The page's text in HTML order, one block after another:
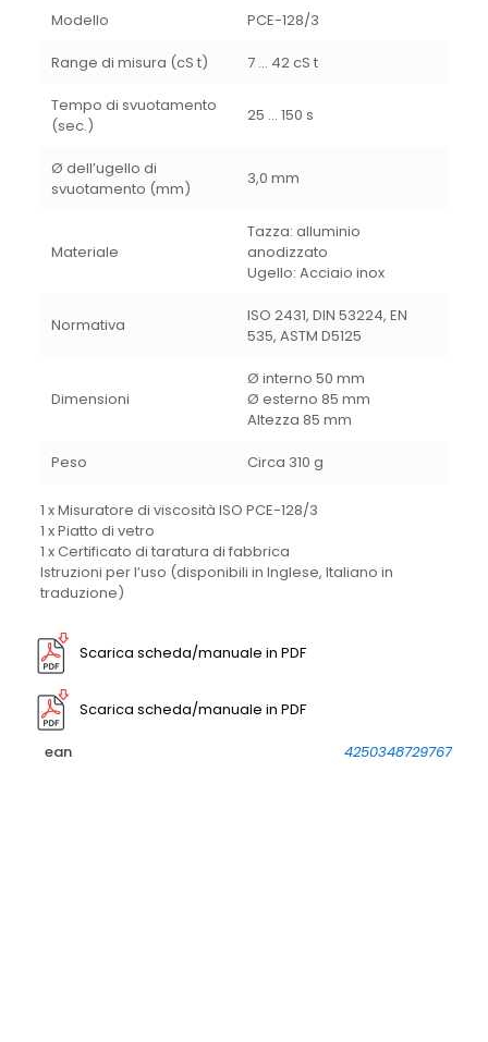
Modello
PCE-128/3
Range di misura (cS t) 7 … 42 cS t
Tempo di svuotamento
(sec.)
25 … 150 s
Ø dell’ugello di
svuotamento (mm)
3,0 mm
Materiale
Tazza: alluminio
anodizzato
Ugello: Acciaio inox
Normativa
ISO 2431, DIN 53224, EN
535, ASTM D5125
Dimensioni
Ø interno 50 mm
Ø esterno 85 mm
Altezza 85 mm
Peso Circa 310 g
1 x Misuratore di viscosità ISO PCE-128/3
1 x Piatto di vetro
1 x Certificato di taratura di fabbrica
Istruzioni per l’uso (disponibili in Inglese, Italiano in
traduzione)
Scarica scheda/manuale in PDF
Scarica scheda/manuale in PDF
ean 4250348729767